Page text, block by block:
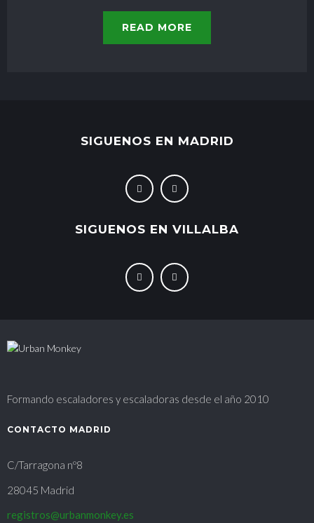
READ MORE
SIGUENOS EN MADRID
SIGUENOS EN VILLALBA
Formando escaladores y escaladoras desde el año 2010
CONTACTO MADRID
C/Tarragona nº8
28045 Madrid
registros@urbanmonkey.es